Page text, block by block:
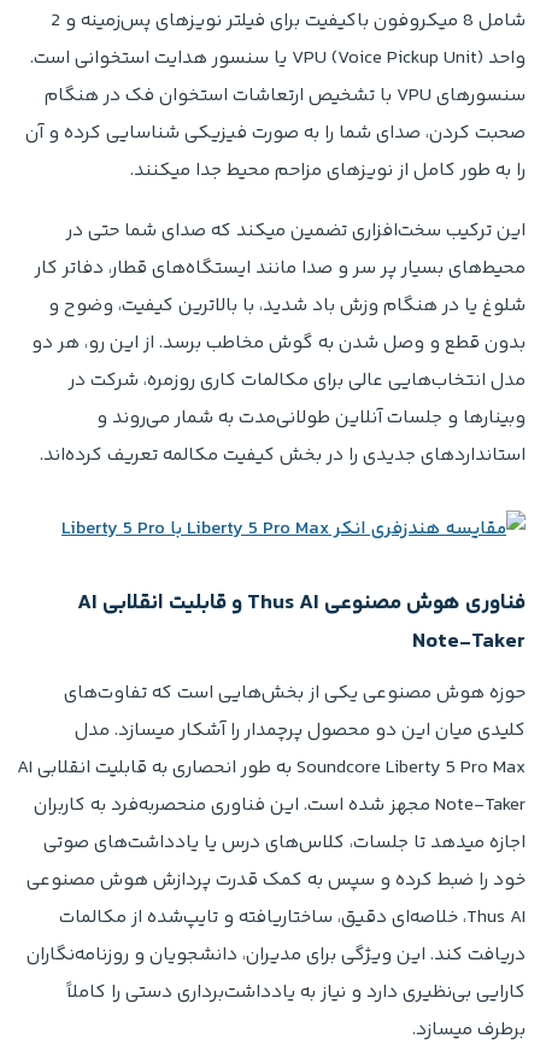
شامل 8 میکروفون باکیفیت برای فیلتر نویزهای پس‌زمینه و 2
واحد VPU (Voice Pickup Unit) یا سنسور هدایت استخوانی است.
سنسورهای VPU با تشخیص ارتعاشات استخوان فک در هنگام
صحبت کردن، صدای شما را به صورت فیزیکی شناسایی کرده و آن
را به طور کامل از نویزهای مزاحم محیط جدا میکنند.
این ترکیب سخت‌افزاری تضمین میکند که صدای شما حتی در
محیط‌های بسیار پر سر و صدا مانند ایستگاه‌های قطار، دفاتر کار
شلوغ یا در هنگام وزش باد شدید، با بالاترین کیفیت، وضوح و
بدون قطع و وصل شدن به گوش مخاطب برسد. از این رو، هر دو
مدل انتخاب‌هایی عالی برای مکالمات کاری روزمره، شرکت در
وبینارها و جلسات آنلاین طولانی‌مدت به شمار می‌روند و
استانداردهای جدیدی را در بخش کیفیت مکالمه تعریف کرده‌اند.
فناوری هوش مصنوعی Thus AI و قابلیت انقلابی AI
Note-Taker
حوزه هوش مصنوعی یکی از بخش‌هایی است که تفاوت‌های
کلیدی میان این دو محصول پرچمدار را آشکار میسازد. مدل
Soundcore Liberty 5 Pro Max به طور انحصاری به قابلیت انقلابی AI
Note-Taker مجهز شده است. این فناوری منحصربه‌فرد به کاربران
اجازه میدهد تا جلسات، کلاس‌های درس یا یادداشت‌های صوتی
خود را ضبط کرده و سپس به کمک قدرت پردازش هوش مصنوعی
Thus AI، خلاصه‌ای دقیق، ساختاریافته و تایپ‌شده از مکالمات
دریافت کند. این ویژگی برای مدیران، دانشجویان و روزنامه‌نگاران
کارایی بی‌نظیری دارد و نیاز به یادداشت‌برداری دستی را کاملاً
برطرف میسازد.